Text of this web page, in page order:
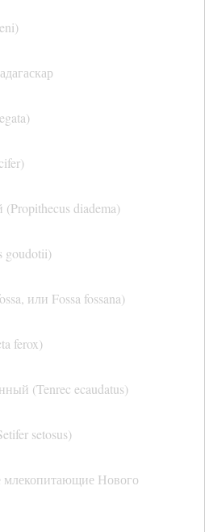
diadema)
goudotii)
или Fossa fossana)
ferox)
(Tenrec ecaudatus)
setosus)
Нового